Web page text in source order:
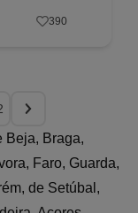
390
Beja, Braga,
Faro, Guarda,
de Setúbal,